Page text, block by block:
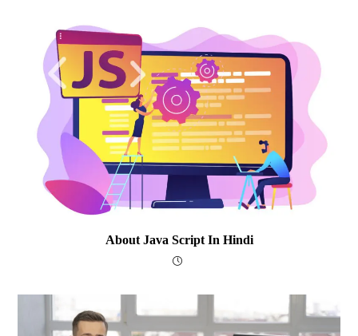
About Java Script In Hindi